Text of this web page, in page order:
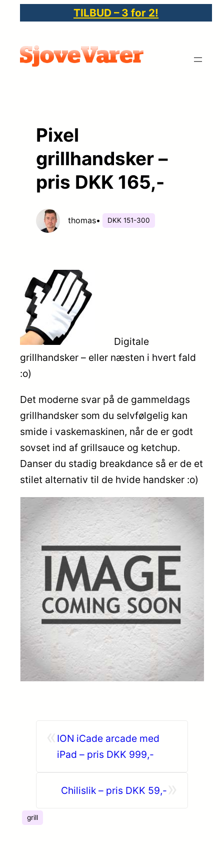
indhold
TILBUD – 3 for 2!
Pixel
grillhandsker –
pris DKK 165,-
thomas• DKK 151-300
Digitale
grillhandsker – eller næsten i hvert fald
:o)
Det moderne svar på de gammeldags
grillhandsker som du selvfølgelig kan
smide i vaskemaskinen, når de er godt
sovset ind af grillsauce og ketchup.
Danser du stadig breakdance så er de et
stilet alternativ til de hvide handsker :o)
ION iCade arcade med
iPad – pris DKK 999,-
Chilislik – pris DKK 59,-
grill